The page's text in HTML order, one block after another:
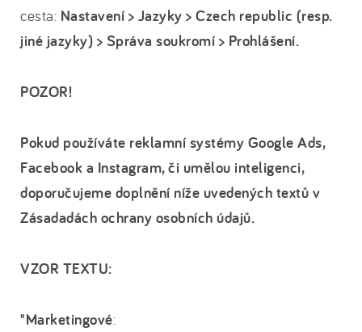
cesta: Nastavení > Jazyky > Czech republic (resp.
jiné jazyky) > Správa soukromí > Prohlášení.
POZOR!
Pokud používáte reklamní systémy Google Ads,
Facebook a Instagram, či umělou inteligenci,
doporučujeme doplnění níže uvedených textů v
Zásadadách ochrany osobních údajů.
VZOR TEXTU:
"Marketingové: